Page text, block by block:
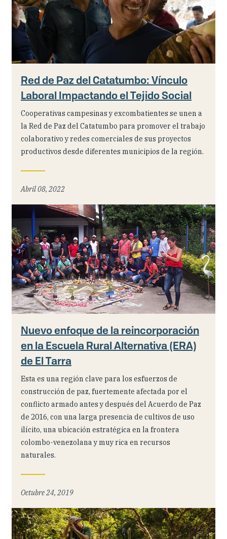
Red de Paz del Catatumbo: Vínculo
Laboral Impactando el Tejido Social
Cooperativas campesinas y excombatientes se unen a
la Red de Paz del Catatumbo para promover el trabajo
colaborativo y redes comerciales de sus proyectos
productivos desde diferentes municipios de la región.
Abril 08, 2022
Nuevo enfoque de la reincorporación
en la Escuela Rural Alternativa (ERA)
de El Tarra
Esta es una región clave para los esfuerzos de
construcción de paz, fuertemente afectada por el
conflicto armado antes y después del Acuerdo de Paz
de 2016, con una larga presencia de cultivos de uso
ilícito, una ubicación estratégica en la frontera
colombo-venezolana y muy rica en recursos
naturales.
Octubre 24, 2019